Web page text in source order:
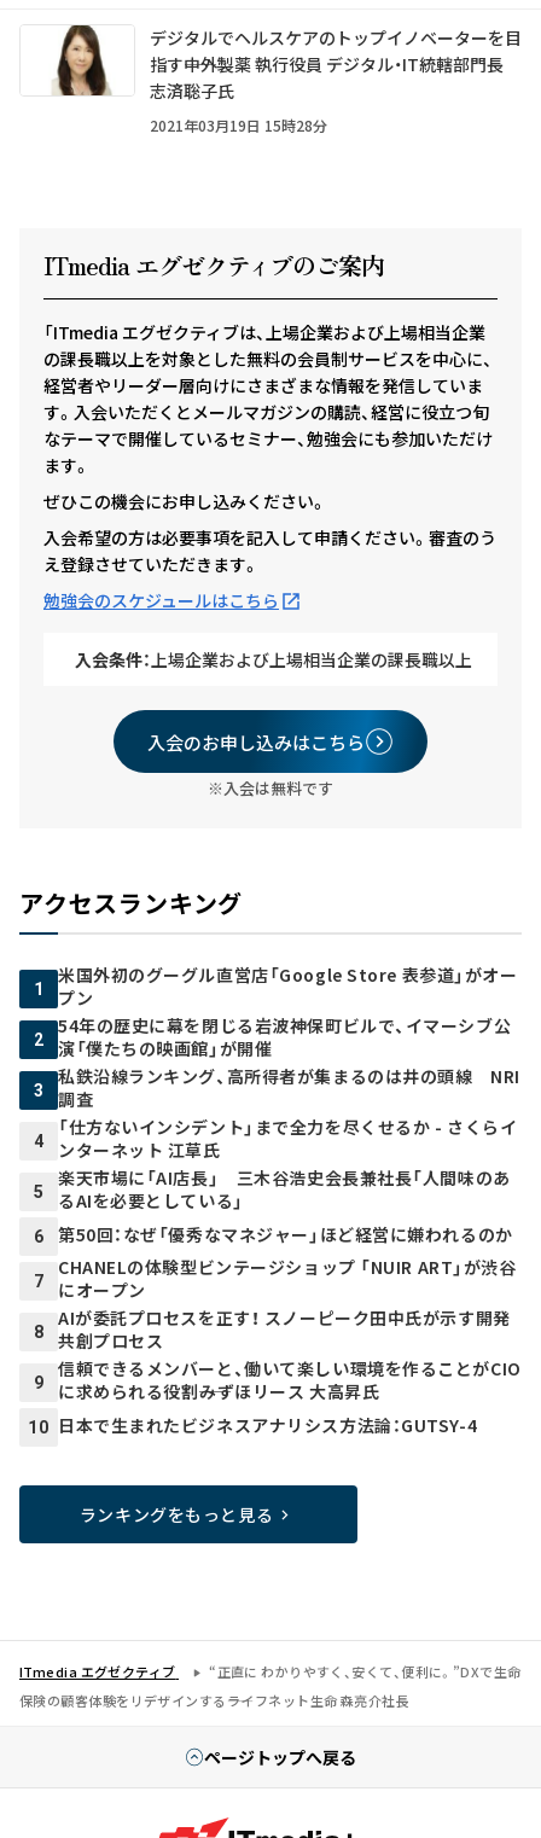
デジタルでヘルスケアのトップイノベーターを目
指す――中外製薬 執行役員 デジタル・IT統轄部門長
志済聡子氏
2021年03月19日 15時28分
ITmedia エグゼクティ ブのご案内
「ITmedia エグゼクティブは、上場企業および上場相当企業
の課長職以上を対象とした無料の会員制サービスを中心に、
経営者やリーダー層向けにさまざまな情報を発信していま
す。入会いただくとメールマガジンの購読、経営に役立つ旬
なテーマで開催しているセミナー、勉強会にも参加いただけ
ます。
ぜひこの機会にお申し込みください。
入会希望の方は必要事項を記入して申請ください。審査のう
え登録させていただきます。
勉強会のスケジュールはこちら
入会条件：上場企業および上場相当企業の課長職以上
入会のお申し込みはこちら
※入会は無料です
アクセスランキング
1
米国外初のグーグル直営店「Google Store 表参道」がオー
プン
2
54年の歴史に幕を閉じる岩波神保町ビルで、イマーシブ公
演「僕たちの映画館」が開催
3
私鉄沿線ランキング、高所得者が集まるのは井の頭線 NRI
調査
4
「仕方ないインシデント」まで全力を尽くせるか - さくらイ
ンターネット 江草氏
5
楽天市場に「AI店長」 三木谷浩史会長兼社長「人間味のあ
るAIを必要としている」
6 第50回：なぜ「優秀なマネジャー」ほど経営に嫌われるのか
7
CHANELの体験型ビンテージショップ 「NUIR ART」が渋谷
にオープン
8
AIが委託プロセスを正す！ スノーピーク田中氏が示す開発
共創プロセス
9
信頼できるメンバーと、働いて楽しい環境を作ることがCIO
に求められる役割――みずほリース 大高昇氏
10 日本で生まれたビジネスアナリシス方法論：GUTSY-4
ランキングをもっと見る
ITmedia エグゼクティブ
“正直に わかりやすく、安くて、便利に。”DXで生命
保険の顧客体験をリデザインする――ライフネット生命 森亮介社長
ページトップへ戻る